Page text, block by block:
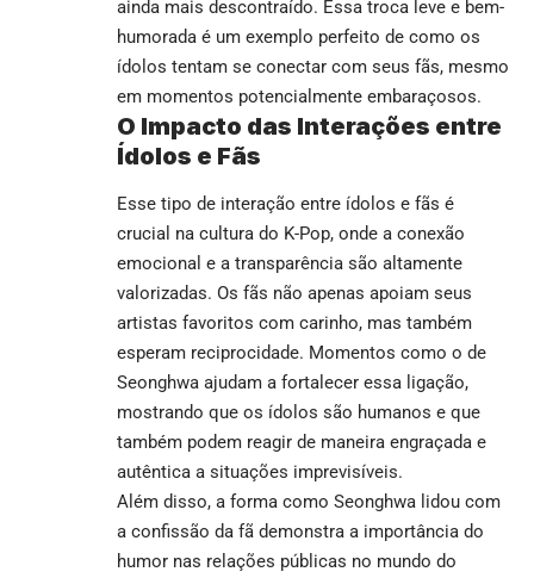
ainda mais descontraído. Essa troca leve e bem-
humorada é um exemplo perfeito de como os
ídolos tentam se conectar com seus fãs, mesmo
em momentos potencialmente embaraçosos.
O Impacto das Interações entre
Ídolos e Fãs
Esse tipo de interação entre ídolos e fãs é
crucial na cultura do K-Pop, onde a conexão
emocional e a transparência são altamente
valorizadas. Os fãs não apenas apoiam seus
artistas favoritos com carinho, mas também
esperam reciprocidade. Momentos como o de
Seonghwa ajudam a fortalecer essa ligação,
mostrando que os ídolos são humanos e que
também podem reagir de maneira engraçada e
autêntica a situações imprevisíveis.
Além disso, a forma como Seonghwa lidou com
a confissão da fã demonstra a importância do
humor nas relações públicas no mundo do